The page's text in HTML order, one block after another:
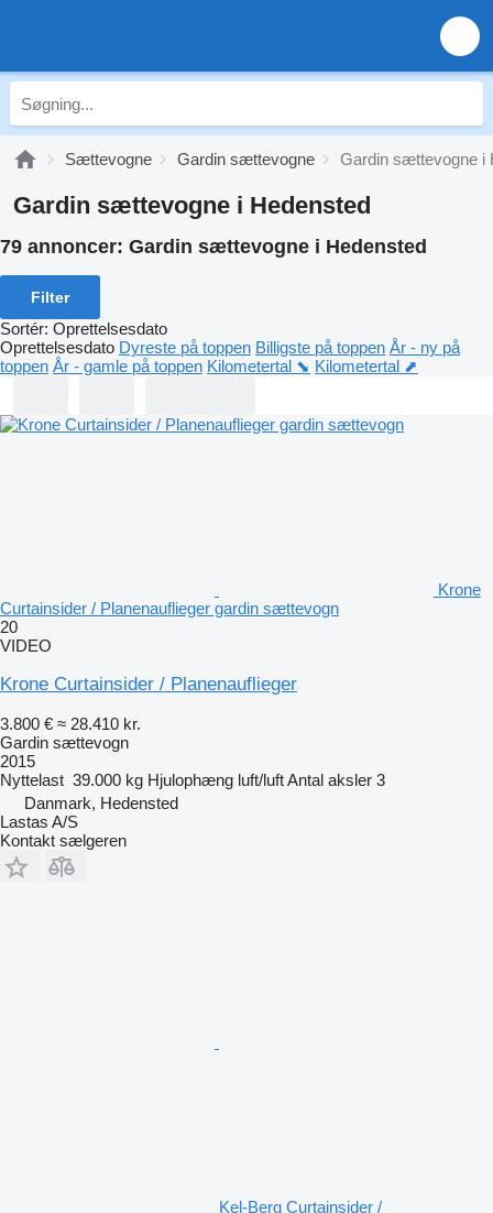
Sættevogne Gardin sættevogne Gardin sættevogne i
Gardin sættevogne i Hedensted
79 annoncer: Gardin sættevogne i Hedensted
Filter
Sortér: Oprettelsesdato
Oprettelsesdato Dyreste på toppen Billigste på toppen År - ny på
toppen År - gamle på toppen Kilometertal ⬊ Kilometertal ⬈
Krone
Curtainsider / Planenauflieger gardin sættevogn
20
VIDEO
Krone Curtainsider / Planenauflieger
3.800 € ≈ 28.410 kr.
Gardin sættevogn
2015
Nyttelast 39.000 kg Hjulophæng luft/luftAntal aksler 3
Danmark, Hedensted
Lastas A/S
Kontakt sælgeren
Kel-Berg Curtainsider /